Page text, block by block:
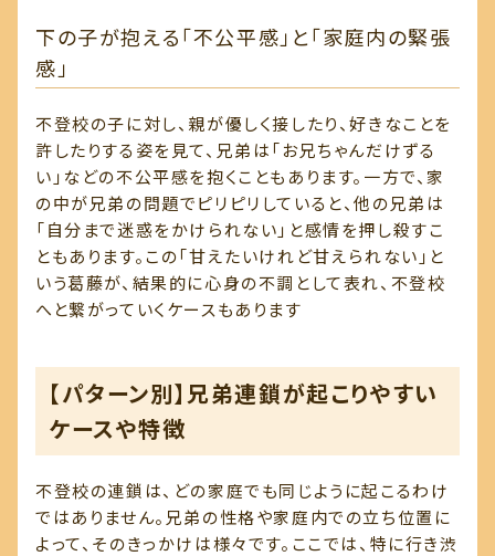
下の子が抱える「不公平感」と「家庭内の緊張
感」
不登校の子に対し、親が優しく接したり、好きなことを
許したりする姿を見て、兄弟は「お兄ちゃんだけずる
い」などの不公平感を抱くこともあります。一方で、家
の中が兄弟の問題でピリピリしていると、他の兄弟は
「自分まで迷惑をかけられない」と感情を押し殺すこ
ともあります。この「甘えたいけれど甘えられない」と
いう葛藤が、結果的に心身の不調として表れ、不登校
へと繋がっていくケースもあります
【パターン別】兄弟連鎖が起こりやすい
ケースや特徴
不登校の連鎖は、どの家庭でも同じように起こるわけ
ではありません。兄弟の性格や家庭内での立ち位置に
よって、そのきっかけは様々です。ここでは、特に行き渋